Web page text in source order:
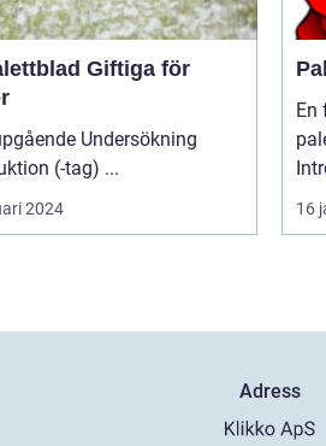
Giftiga för
Undersökning
Introduktion (-tag) ...
2024
En
16
Adress